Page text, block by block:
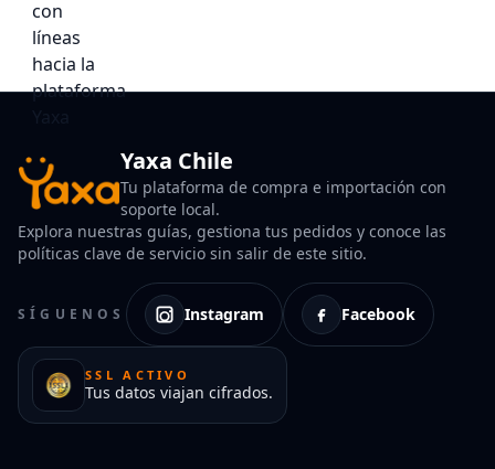
Yaxa Chile
Tu plataforma de compra e importación con
soporte local.
Explora nuestras guías, gestiona tus pedidos y conoce las
políticas clave de servicio sin salir de este sitio.
SÍGUENOS Instagram Facebook
SSL ACTIVO
Tus datos viajan cifrados.